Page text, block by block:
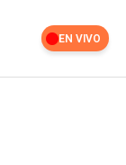
EN VIVO